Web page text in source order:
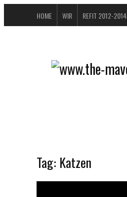
HOME WIR REFIT 2012-2014
DATENSCHUTZERKLÄRUNG
Tag: Katzen